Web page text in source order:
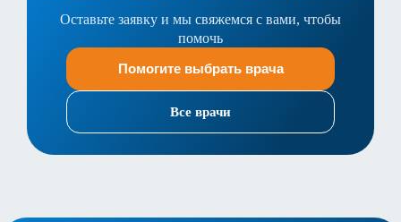
Оставьте заявку и мы свяжемся с вами, чтобы
помочь
Помогите выбрать врача
Все врачи